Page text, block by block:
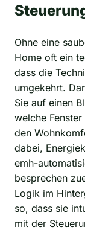
Ohne eine
Home oft ein
dass die
umgekehrt.
Sie auf einen
welche
den
dabei,
emh-
besprechen
Logik im
so, dass sie
mit der